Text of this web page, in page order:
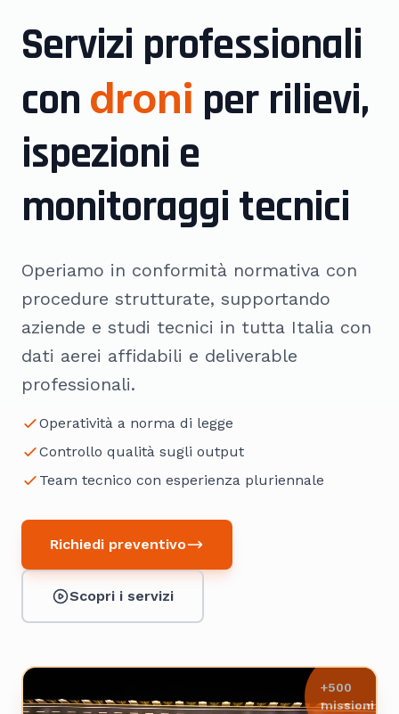
Servizi professionali
con droni per rilievi,
ispezioni e
monitoraggi tecnici
Operiamo in conformità normativa con
procedure strutturate, supportando
aziende e studi tecnici in tutta Italia con
dati aerei affidabili e deliverable
professionali.
Operatività a norma di legge
Controllo qualità sugli output
Team tecnico con esperienza pluriennale
Richiedi preventivo
Scopri i servizi
+500
missioni